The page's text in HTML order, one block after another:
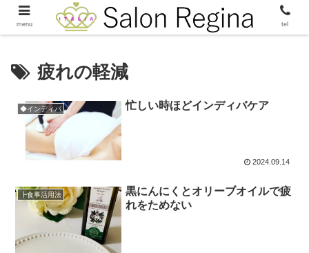
疲れの軽減
◆インディバ 忙しい時ほどインディバケア
2024.09.14
┣食事活用法
黒にんにくとオリーブオイルで疲
れをためない
menu tel